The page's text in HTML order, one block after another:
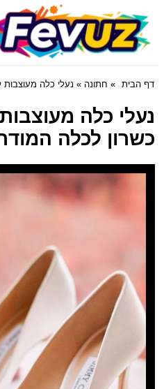
Fevuz.com
דף הבית » חתונה » נעלי כלה מעוצבות
נעלי כלה
כשרון לכלה